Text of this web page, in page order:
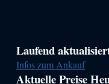
Haupt-
Sidebar
Laufend
Infos zum Ankauf
Aktuelle Preise